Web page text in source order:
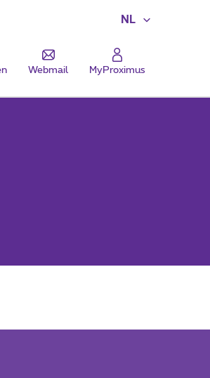
NL
Webmail MyProximus